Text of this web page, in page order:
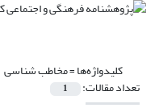
کلیدواژه‌ها =مخاطب شناسی
تعداد مقالات: 1